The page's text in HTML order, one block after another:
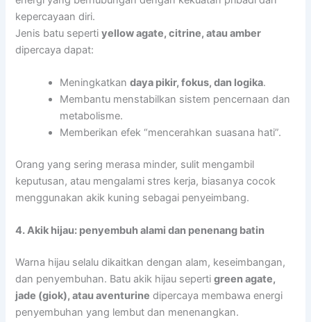
kepercayaan diri.
Jenis batu sepertiyellow agate, citrine, atau amber
dipercaya dapat:
Meningkatkandaya pikir, fokus, dan logika.
Membantu menstabilkan sistem pencernaan dan
metabolisme.
Memberikan efek “mencerahkan suasana hati”.
Orang yang sering merasa minder, sulit mengambil
keputusan, atau mengalami stres kerja, biasanya cocok
menggunakan akik kuning sebagai penyeimbang.
4. Akik hijau: penyembuh alami dan penenang batin
Warna hijau selalu dikaitkan dengan alam, keseimbangan,
dan penyembuhan. Batu akik hijau sepertigreen agate,
jade (giok), atau aventurine dipercaya membawa energi
penyembuhan yang lembut dan menenangkan.